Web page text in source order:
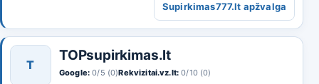
Supirkimas777.lt apžvalga
T
TOPsupirkimas.lt
Google: 0/5 (0)Rekvizitai.vz.lt: 0/10 (0)